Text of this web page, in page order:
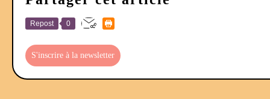
Repost 0
S'inscrire à la newsletter